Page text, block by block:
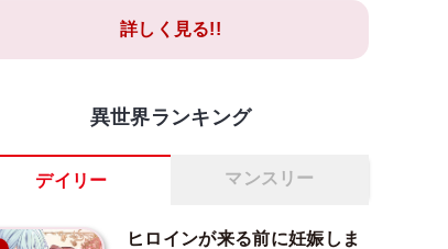
詳しく見る!!
異世界ランキング
デイリー マンスリー
ヒロインが来る前に妊娠しま